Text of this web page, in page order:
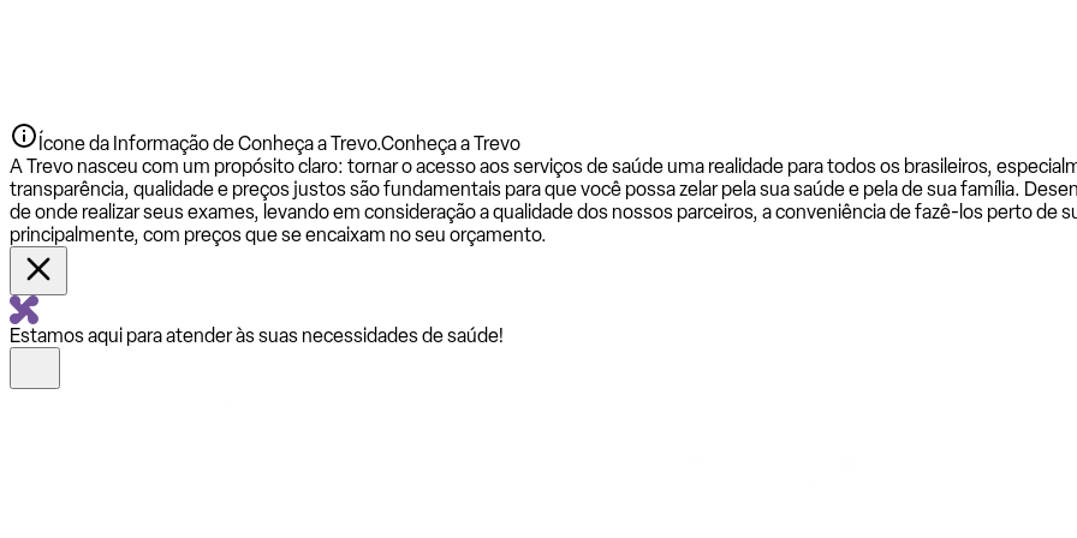
Ícone da Informação de Conheça a Trevo.Conheça a Trevo
A Trevo nasceu com um propósito claro: tornar o acesso aos serviços de saúde uma realidade para todos os brasileiros,
transparência, qualidade e preços justos são fundamentais para que você possa zelar pela sua saúde e pela de sua família.
de onde realizar seus exames, levando em consideração a qualidade dos nossos parceiros, a conveniência de fazê-los perto de
principalmente, com preços que se encaixam no seu orçamento.
Estamos aqui para atender às suas necessidades de saúde!